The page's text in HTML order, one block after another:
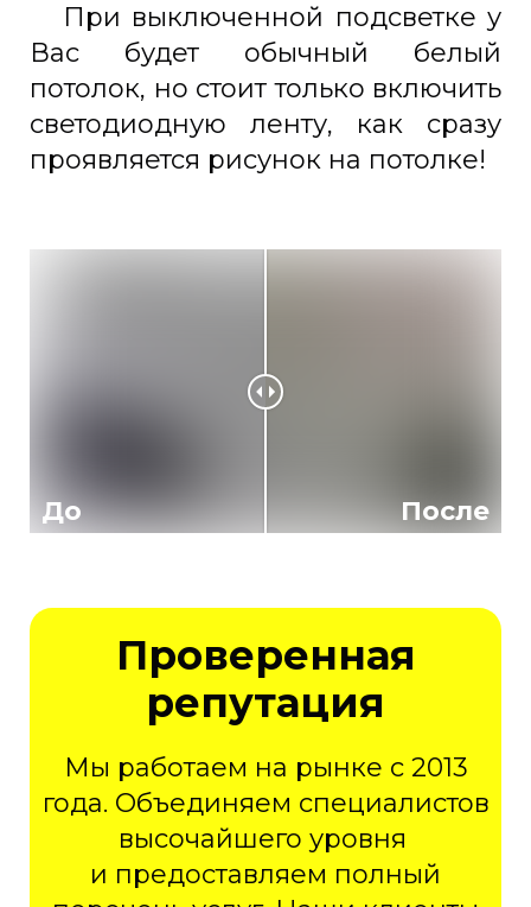
При выключенной подсветке у
Вас будет обычный белый
потолок, но стоит только включить
светодиодную ленту, как сразу
проявляется рисунок на потолке!
До После
Проверенная
репутация
Мы работаем на рынке с 2013
года. Объединяем специалистов
высочайшего уровня
и предоставляем полный